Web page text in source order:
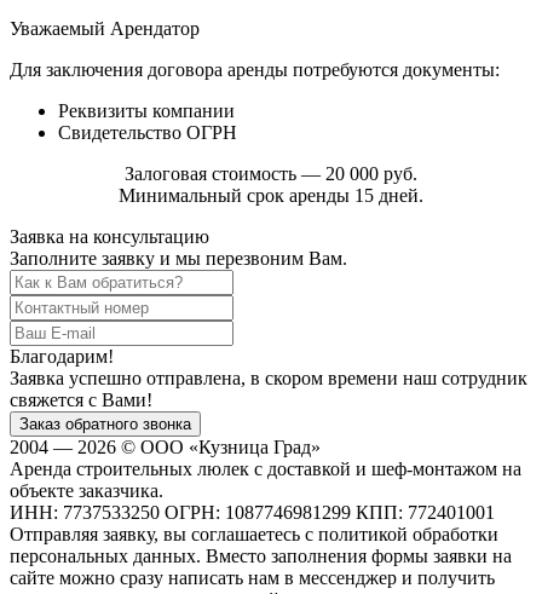
Уважаемый Арендатор
Для заключения договора аренды потребуются документы:
Реквизиты компании
Свидетельство ОГРН
Залоговая стоимость — 20 000 руб.
Минимальный срок аренды 15 дней.
Заявка на консультацию
Заполните заявку и мы перезвоним Вам.
Благодарим!
Заявка успешно отправлена, в скором времени наш сотрудник
свяжется с Вами!
2004 — 2026 © ООО «Кузница Град»
Аренда строительных люлек с доставкой и шеф-монтажом на
объекте заказчика.
ИНН: 7737533250 ОГРН: 1087746981299 КПП: 772401001
Отправляя заявку, вы соглашаетесь с политикой обработки
персональных данных. Вместо заполнения формы заявки на
сайте можно сразу написать нам в мессенджер и получить